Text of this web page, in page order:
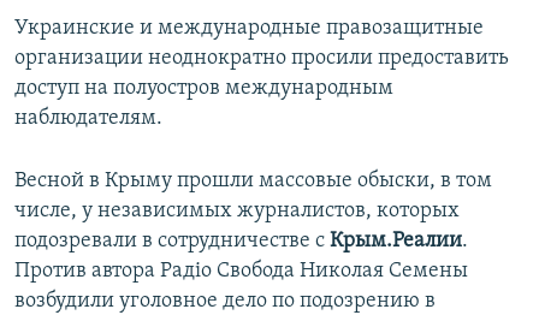
Украинские и международные правозащитные
организации неоднократно просили предоставить
доступ на полуостров международным
наблюдателям.
Весной в Крыму прошли массовые обыски, в том
числе, у независимых журналистов, которых
подозревали в сотрудничестве с Крым.Реалии.
Против автора Радіо Свобода Николая Семены
возбудили уголовное дело по подозрению в